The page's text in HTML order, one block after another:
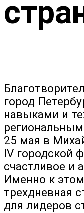
город
навыками и
25 мая в
IV городской
счастливое и
Именно к
трехдневная
для лидеров